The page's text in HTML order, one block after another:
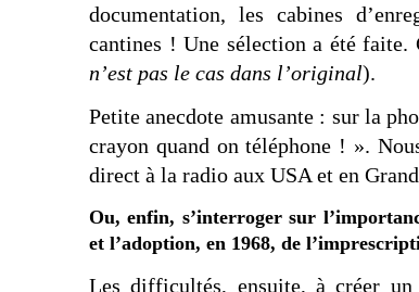
documentation, les cabines
cantines ! Une sélection a été faite.
n’est pas le cas dans l’original).
Petite anecdote amusante : sur la
crayon quand on téléphone ! ».
direct à la radio aux USA et en
Ou, enfin, s’interroger sur
et l’adoption, en 1968, de
Les difficultés, ensuite, à créer